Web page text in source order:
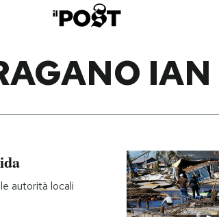
IAN
autorità locali